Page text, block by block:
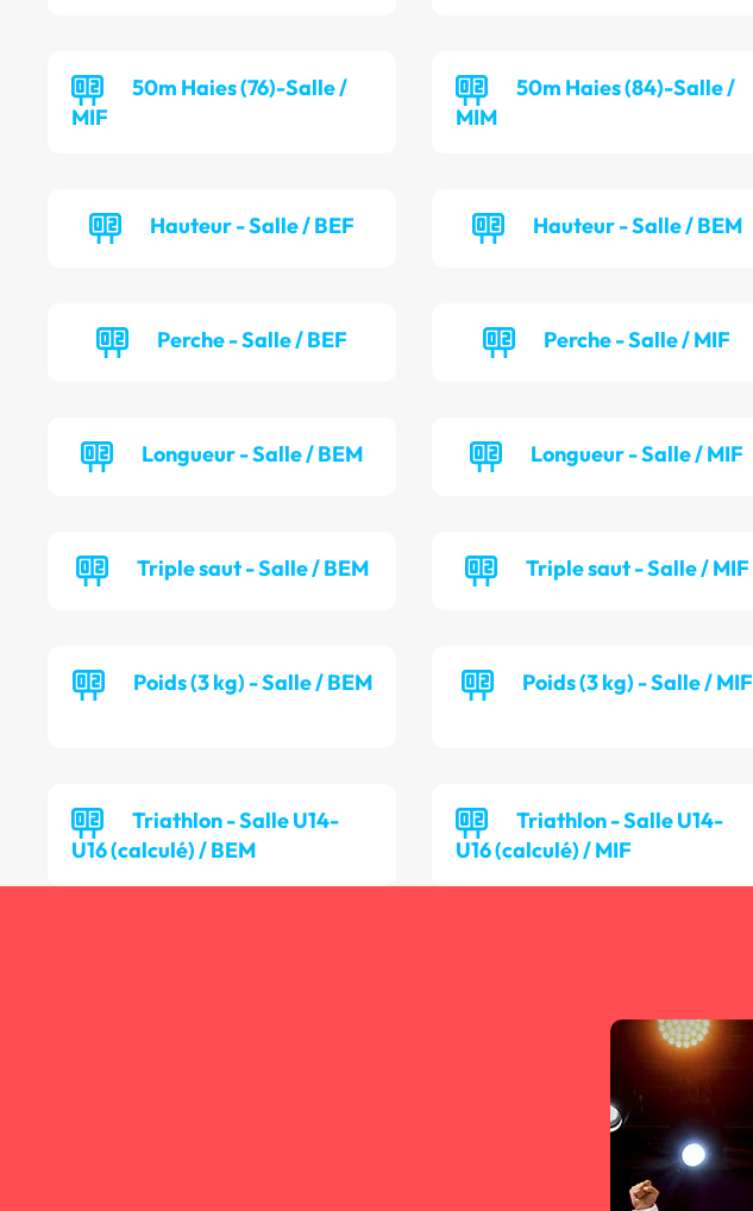
50m Haies (76)-Salle /
MIF
50m Haies (84)-Salle /
MIM
Hauteur - Salle / BEF Hauteur - Salle / BEM
Perche - Salle / BEF Perche - Salle / MIF
Longueur - Salle / BEM Longueur - Salle / MIF
Triple saut - Salle / BEM Triple saut - Salle / MIF
Poids (3 kg) - Salle / BEM Poids (3 kg) - Salle / MIF
Triathlon - Salle U14-
U16 (calculé) / BEM
Triathlon - Salle U14-
U16 (calculé) / MIF